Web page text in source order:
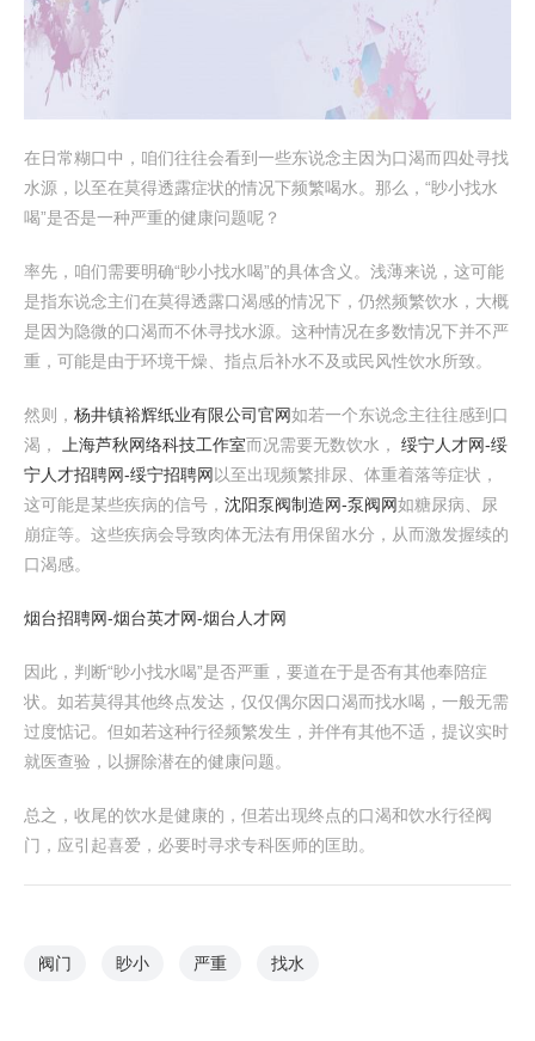
在日常糊口中，咱们往往会看到一些东说念主因为口渴而四处寻找
水源，以至在莫得透露症状的情况下频繁喝水。那么，“眇小找水
喝”是否是一种严重的健康问题呢？
率先，咱们需要明确“眇小找水喝”的具体含义。浅薄来说，这可能
是指东说念主们在莫得透露口渴感的情况下，仍然频繁饮水，大概
是因为隐微的口渴而不休寻找水源。这种情况在多数情况下并不严
重，可能是由于环境干燥、指点后补水不及或民风性饮水所致。
然则， 杨井镇裕辉纸业有限公司官网如若一个东说念主往往感到口
渴，
上海芦秋网络科技工作室而况需要无数饮水， 绥宁人才网-绥
宁人才招聘网-绥宁招聘网 以至出现频繁排尿、体重着落等症状，
这可能是某些疾病的信号， 沈阳泵阀制造网-泵阀网如糖尿病、尿
崩症等。这些疾病会导致肉体无法有用保留水分，从而激发握续的
口渴感。
烟台招聘网-烟台英才网-烟台人才网
因此，判断“眇小找水喝”是否严重，要道在于是否有其他奉陪症
状。如若莫得其他终点发达，仅仅偶尔因口渴而找水喝，一般无需
过度惦记。但如若这种行径频繁发生，并伴有其他不适，提议实时
就医查验，以摒除潜在的健康问题。
总之，收尾的饮水是健康的，但若出现终点的口渴和饮水行径阀
门，应引起喜爱，必要时寻求专科医师的匡助。
阀门 眇小 严重 找水